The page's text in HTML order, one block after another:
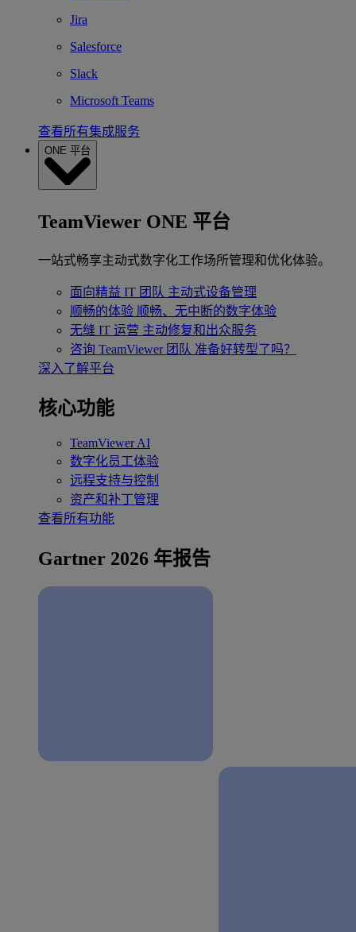
Jira
Salesforce
Slack
Microsoft Teams
查看所有集成服务
ONE 平台
TeamViewer ONE 平台
一站式畅享主动式数字化工作场所管理和优化体验。
面向精益 IT 团队 主动式设备管理
顺畅的体验 顺畅、无中断的数字体验
无缝 IT 运营 主动修复和出众服务
咨询 TeamViewer 团队 准备好转型了吗？
深入了解平台
核心功能
TeamViewer AI
数字化员工体验
远程支持与控制
资产和补丁管理
查看所有功能
Gartner 2026 年报告